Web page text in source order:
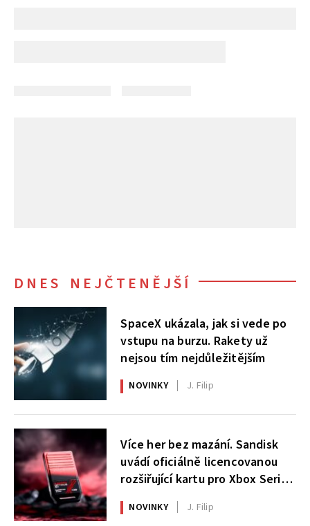
DNES NEJČTENĚJŠÍ
SpaceX ukázala, jak si vede po
vstupu na burzu. Rakety už
nejsou tím nejdůležitějším
NOVINKY J. Filip
Více her bez mazání. Sandisk
uvádí oficiálně licencovanou
rozšiřující kartu pro Xbox Series
X|S
NOVINKY J. Filip